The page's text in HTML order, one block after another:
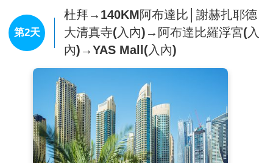
第2天
杜拜→140KM阿布達比│謝赫扎耶德
大清真寺(入內)→阿布達比羅浮宮(入
內)→YAS Mall(入內)